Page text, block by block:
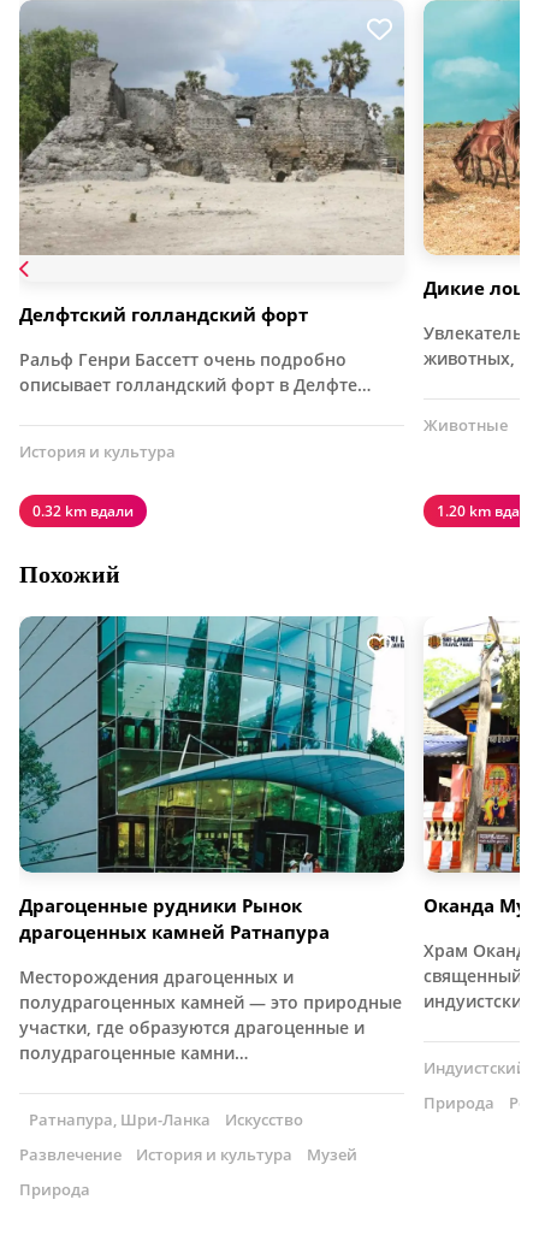
Делфтский голландский форт
Ральф Генри Бассетт очень подробно
описывает голландский форт в Делфте…
История и культура
0.32 km вдали
Дикие
животных,
Животные
1.20 km вдали
Похожий
Драгоценные рудники Рынок
драгоценных камней Ратнапура
Месторождения драгоценных и
полудрагоценных камней — это природные
участки, где образуются драгоценные и
полудрагоценные камни…
Ратнапура, Шри-Ланка
Искусство
Развлечение
История и культура
Музей
Природа
Оканда
Храм
священный
Индуистский
Природа